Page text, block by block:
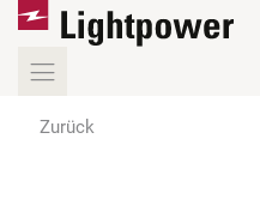
Zurück